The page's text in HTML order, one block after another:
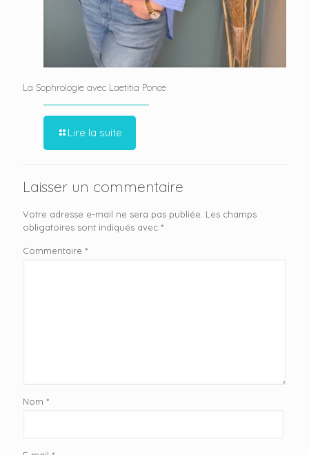
La Sophrologie avec Laetitia Ponce
Lire la suite
Laisser un commentaire
Votre adresse e-mail ne sera pas publiée. Les champs
obligatoires sont indiqués avec *
Commentaire *
Nom *